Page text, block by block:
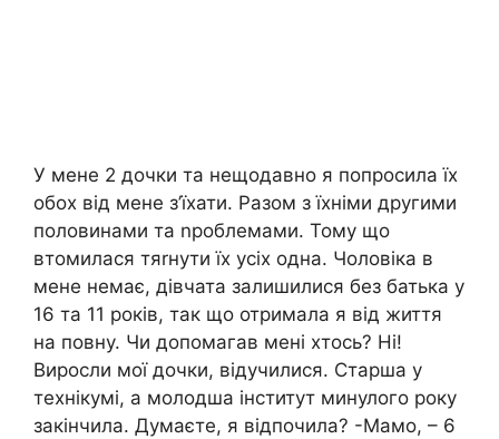
У мене 2 дочки та нещодавно я попросила їх
обох від мене з’їхати. Разом з їхніми другими
половинами та nроблемами. Тому що
втомилася тяrнути їх усіх одна. Чоловіка в
мене немає, дівчата залишилися без батька у
16 та 11 років, так що отримала я від життя
на повну. Чи допомагав мені хтось? Ні!
Виросли мої дочки, відучилися. Старша у
технікумі, а молодша інститут минулого року
закінчила. Думаєте, я відпочила? -Мамо, – 6